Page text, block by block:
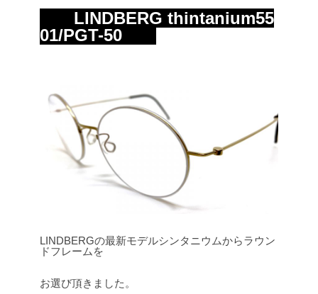
LINDBERG thintanium55
01/PGT-50
LINDBERGの最新モデルシンタニウムからラウン
ドフレームを
お選び頂きました。